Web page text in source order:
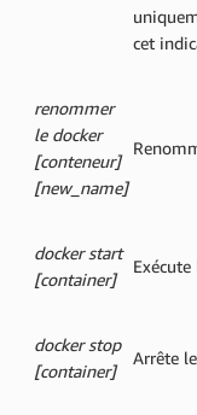
cet
renommer
le docker
[conteneur]
[new_name]
docker start
[container]
docker stop
[container]
Arrête